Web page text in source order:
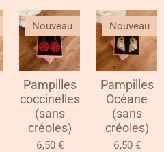
Nouveau
Pampilles
coccinelles
(sans
créoles)
6,50 €
Nouveau
Pampilles
Océane
(sans
créoles)
6,50 €